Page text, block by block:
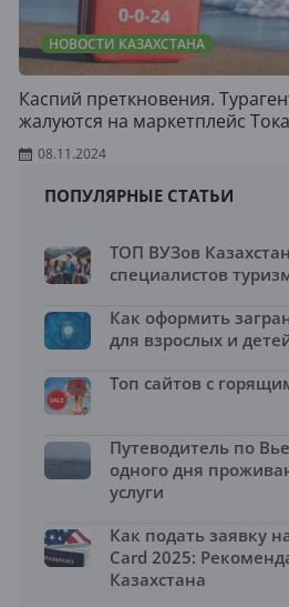
НОВОСТИ КАЗАХСТАНА
Каспий преткновения.
жалуются на маркетплейс
08.11.2024
ПОПУЛЯРНЫЕ СТАТЬИ
ТОП ВУЗов
специалистов
Как оформить
для взрослых и
Топ сайтов с
Путеводитель по
одного дня
услуги
Как подать заявку
Card 2025:
Казахстана